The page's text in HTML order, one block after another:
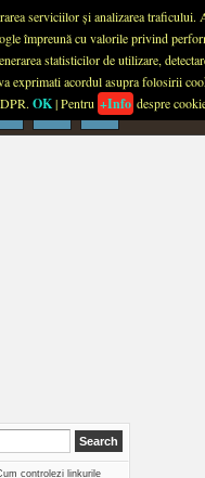
Menu
controlezi linkurile
serviciilor și analizarea traficului.
împreună cu valorile privind
statisticilor de utilizare,
exprimati acordul asupra folosirii
OK| Pentru +Info despre